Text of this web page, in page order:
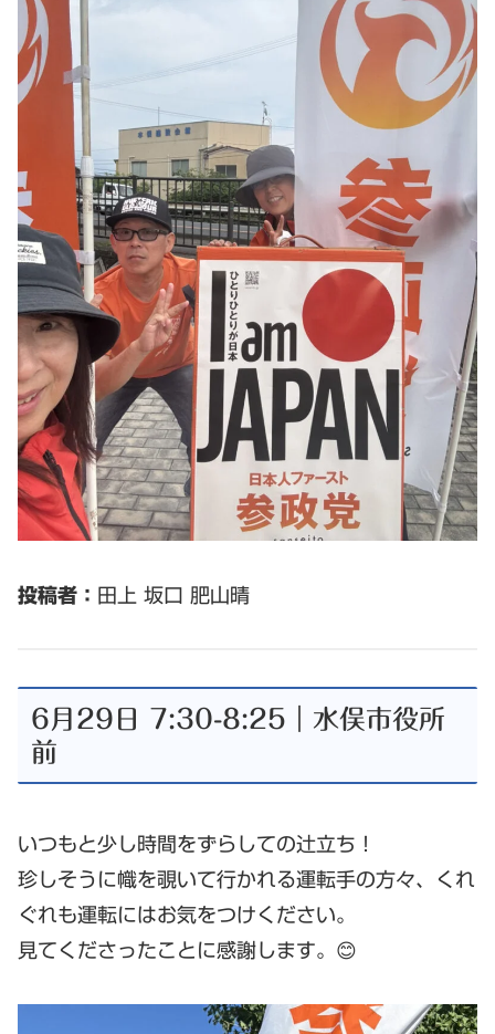
投稿者： 田上 坂口 肥山晴
6月29日 7:30-8:25｜水俣市役所
前
いつもと少し時間をずらしての辻立ち！
珍しそうに幟を覗いて行かれる運転手の方々、くれ
ぐれも運転にはお気をつけください。
見てくださったことに感謝します。😊